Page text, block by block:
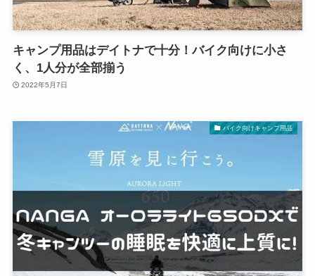
キャンプ用品はデイトナで十分！バイク向けに小さ
く、1人分が全部揃う
2022年5月7日
バイク向けキャンプ用品